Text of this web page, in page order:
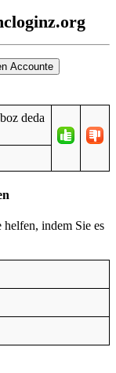
deda
helfen, indem Sie es